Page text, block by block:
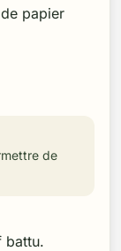
papier
de
battu.